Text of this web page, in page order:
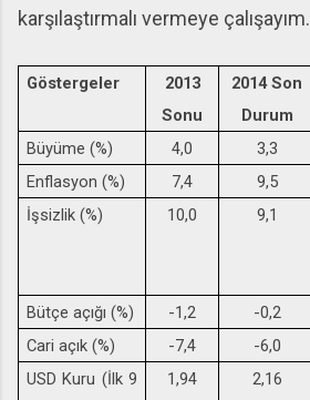
karşılaştırmalı vermeye çalışayım.
Göstergeler
2013
Sonu
2014 Son
Durum
Büyüme (%) 4,0 3,3
Enflasyon (%)
7,4 9,5
İşsizlik (%)
10,0 9,1
Bütçe açığı (%)
-1,2 -0,2
Cari açık (%)
-7,4 -6,0
USD Kuru (İlk 9
1,94 2,16